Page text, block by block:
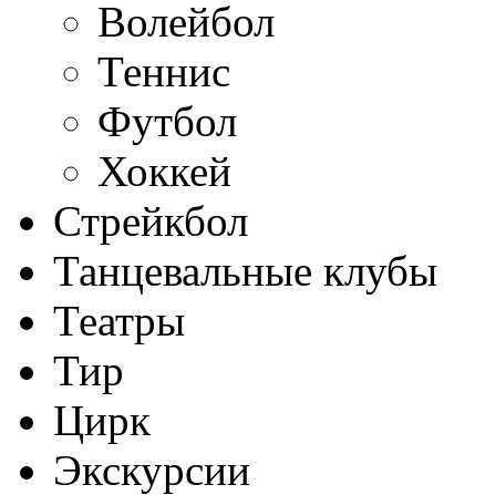
Волейбол
Теннис
Футбол
Хоккей
Стрейкбол
Танцевальные клубы
Театры
Тир
Цирк
Экскурсии